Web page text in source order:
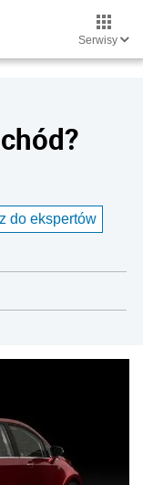
Serwisy
do ekspertów